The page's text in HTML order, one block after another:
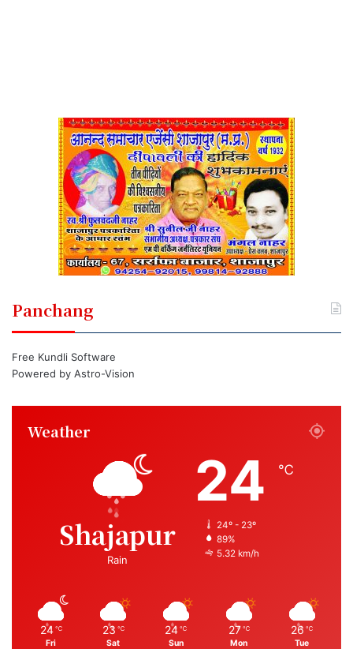
Panchang
Free Kundli Software
Powered by Astro-Vision
Weather
Shajapur
Rain
24 ℃
24º - 23º
89%
5.32 km/h
24 ℃
Fri
23 ℃
Sat
24 ℃
Sun
27 ℃
Mon
26 ℃
Tue